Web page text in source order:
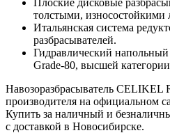
толстыми, износостойкими
Итальянская система
разбрасывателей.
Гидравлический
Grade-80, высшей
Навозоразбрасыватель CELIKEL
производителя на официальном
Купить за наличный и
с доставкой в Новосибирске.